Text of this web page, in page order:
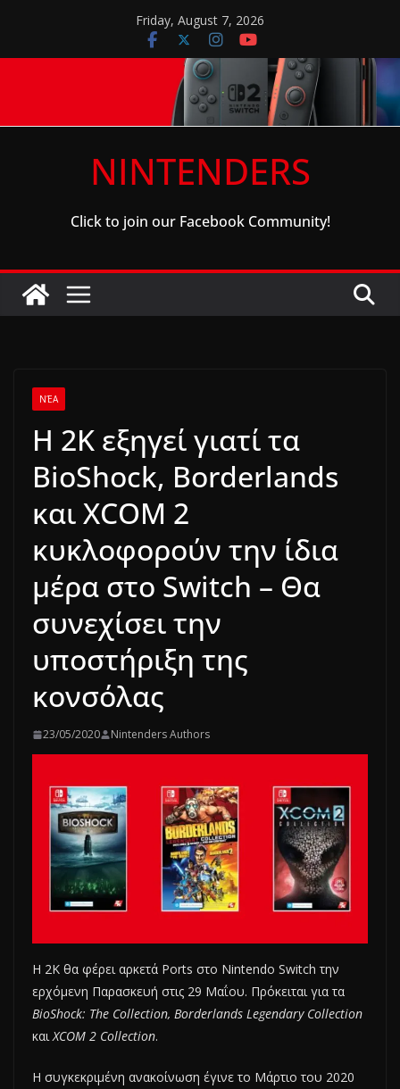
content
Friday, August 7, 2026
NINTENDERS
Click to join our Facebook Community!
ΝΈΑ
Η 2K εξηγεί γιατί τα
BioShock, Borderlands
και XCOM 2
κυκλοφορούν την ίδια
μέρα στο Switch – Θα
συνεχίσει την
υποστήριξη της
κονσόλας
23/05/2020 Nintenders Authors
Η 2K θα φέρει αρκετά Ports στο Nintendo Switch την
ερχόμενη Παρασκευή στις 29 Μαΐου. Πρόκειται για τα
BioShock: The Collection, Borderlands Legendary Collection
και XCOM 2 Collection.
Η συγκεκριμένη ανακοίνωση έγινε το Μάρτιο του 2020